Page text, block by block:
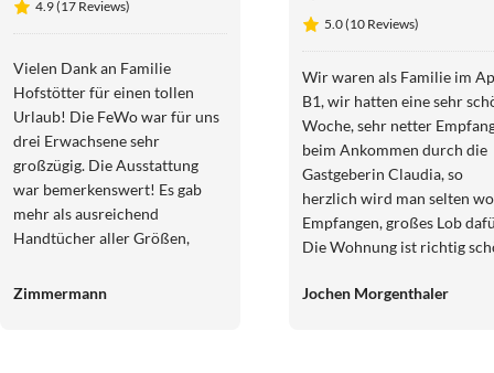
Hofstoetter
4.9 (17 Reviews)
Vielen Dank an Familie
Hofstötter für einen tollen
Urlaub! Die FeWo war für uns
drei Erwachsene sehr
großzügig. Die Ausstattung
war bemerkenswert! Es gab
mehr als ausreichend
Handtücher aller Größen,
Qualität, kuschelig weich und
Zimmermann
"Ellen"
5.0 (10 Reviews)
Wir waren als Familie im
B1, wir hatten eine sehr
Woche, sehr netter
beim Ankommen durch die
Gastgeberin Claudia, so
herzlich wird man selten wo
Empfangen, großes Lob
Die Wohnung ist richtig
was man braucht, für uns
Jochen Morgenthaler